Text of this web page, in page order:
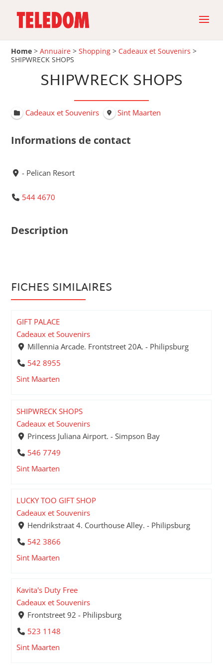
Home >Annuaire >Shopping > Cadeaux et Souvenirs >
SHIPWRECK SHOPS
SHIPWRECK SHOPS
Cadeaux et Souvenirs Sint Maarten
Informations de contact
- Pelican Resort
544 4670
Description
FICHES SIMILAIRES
GIFT PALACE
Cadeaux et Souvenirs
Millennia Arcade. Frontstreet 20A. - Philipsburg
542 8955
Sint Maarten
SHIPWRECK SHOPS
Cadeaux et Souvenirs
Princess Juliana Airport. - Simpson Bay
546 7749
Sint Maarten
LUCKY TOO GIFT SHOP
Cadeaux et Souvenirs
Hendrikstraat 4. Courthouse Alley. - Philipsburg
542 3866
Sint Maarten
Kavita's Duty Free
Cadeaux et Souvenirs
Frontstreet 92 - Philipsburg
523 1148
Sint Maarten